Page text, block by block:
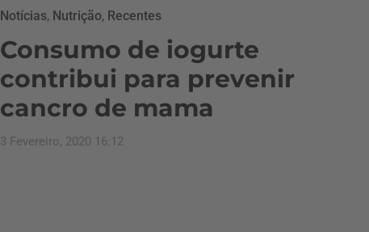
Notícias, Nutrição, Recentes
Consumo de iogurte
contribui para prevenir
cancro de mama
3 Fevereiro, 2020 16:12